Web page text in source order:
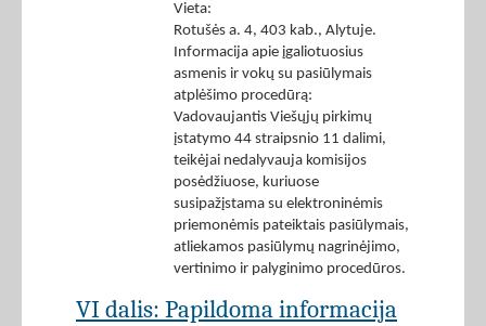
Vieta:
Rotušės a. 4, 403 kab., Alytuje.
Informacija apie įgaliotuosius
asmenis ir vokų su pasiūlymais
atplėšimo procedūrą:
Vadovaujantis Viešųjų pirkimų
įstatymo 44 straipsnio 11 dalimi,
teikėjai nedalyvauja komisijos
posėdžiuose, kuriuose
susipažįstama su elektroninėmis
priemonėmis pateiktais pasiūlymais,
atliekamos pasiūlymų nagrinėjimo,
vertinimo ir palyginimo procedūros.
VI dalis: Papildoma informacija